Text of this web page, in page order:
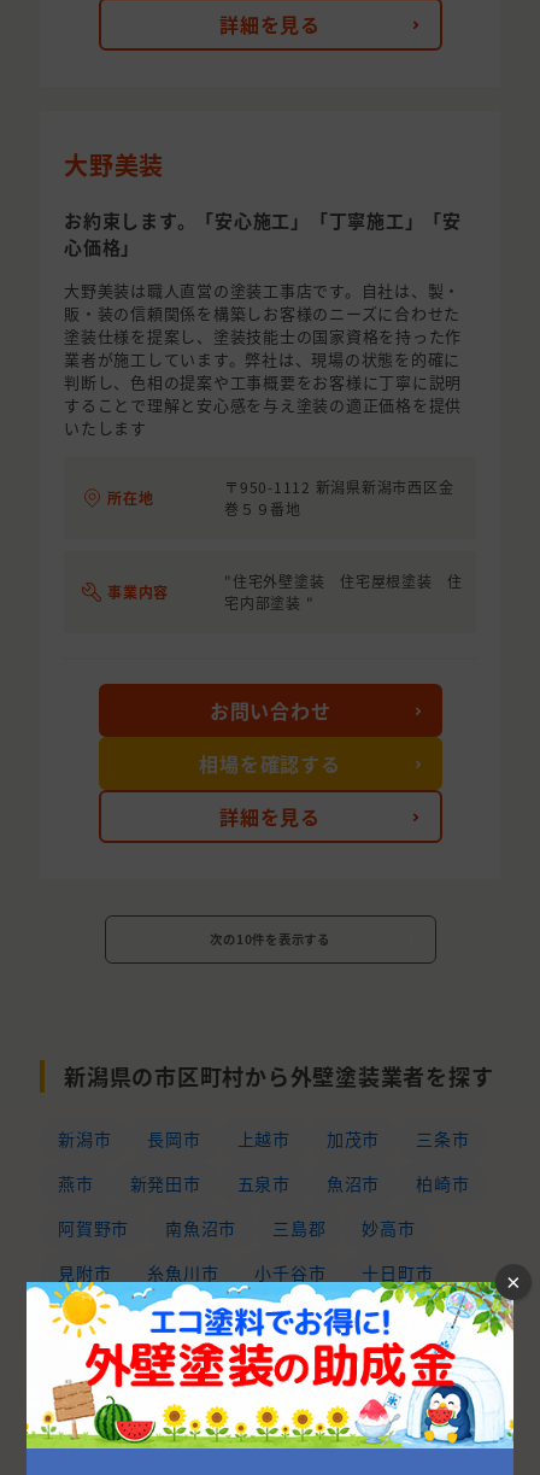
詳細を見る
大野美装
お約束します。「安心施工」「丁寧施工」「安
心価格」
大野美装は職人直営の塗装工事店です。自社は、製・
販・装の信頼関係を構築しお客様のニーズに合わせた
塗装仕様を提案し、塗装技能士の国家資格を持った作
業者が施工しています。弊社は、現場の状態を的確に
判断し、色相の提案や工事概要をお客様に丁寧に説明
することで理解と安心感を与え塗装の適正価格を提供
いたします
所在地
〒950-1112 新潟県新潟市西区金
巻５９番地
事業内容
"住宅外壁塗装 住宅屋根塗装 住
宅内部塗装 "
詳細を見る
お問い合わせ
相場を確認する
次の10件を表示する
新潟県の市区町村から外壁塗装業者を探す
新潟市 長岡市 上越市 加茂市
三条市
燕市
新発田市 五泉市 魚沼市
柏崎市
阿賀野市
南魚沼市 三島郡
妙高市
見附市
糸魚川市 小千谷市
十日町市
胎内市
北蒲原郡 西蒲原郡
南蒲原郡
南魚沼郡
中魚沼郡 刈羽郡
×